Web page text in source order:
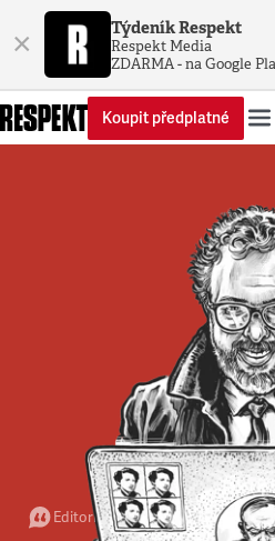
× Týdeník Respekt
Respekt Media
ZDARMA - na Google
Koupit předplatné
Editorial•31. 1. 2021• 4minuty